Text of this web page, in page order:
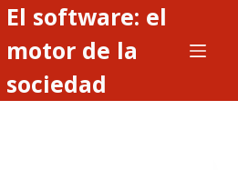
El software: el
motor de la
sociedad